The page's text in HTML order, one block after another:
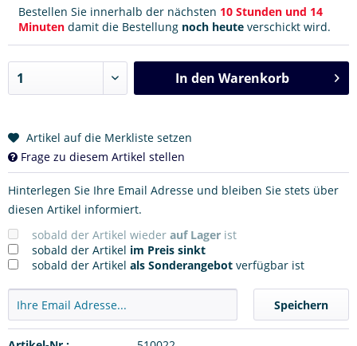
Bestellen Sie innerhalb der nächsten 10 Stunden und 14
Minuten damit die Bestellung noch heute verschickt wird.
In den Warenkorb
Artikel auf die Merkliste setzen
Frage zu diesem Artikel stellen
Hinterlegen Sie Ihre Email Adresse und bleiben Sie stets über
diesen Artikel informiert.
sobald der Artikel wieder auf Lager ist
sobald der Artikel im Preis sinkt
sobald der Artikel als Sonderangebot verfügbar ist
Speichern